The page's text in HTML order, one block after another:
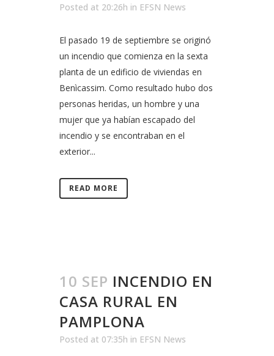
Posted at 20:26h in EFSN News
El pasado 19 de septiembre se originó
un incendio que comienza en la sexta
planta de un edificio de viviendas en
Benìcassim. Como resultado hubo dos
personas heridas, un hombre y una
mujer que ya habían escapado del
incendio y se encontraban en el
exterior...
READ MORE
10 SEP INCENDIO EN
CASA RURAL EN
PAMPLONA
Posted at 07:35h in EFSN News